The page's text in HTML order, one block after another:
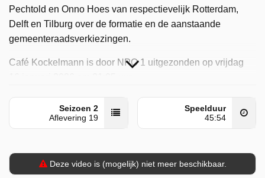
Pechtold en Onno Hoes van respectievelijk Rotterdam,
Delft en Tilburg over de formatie en de aanstaande
gemeenteraadsverkiezingen.
Café Kockelmann is door NPO 1 uitgezonden op vrijdag
Seizoen 2
Aflevering 19
Speelduur
45:54
Deze video is (mogelijk) niet meer beschikbaar.